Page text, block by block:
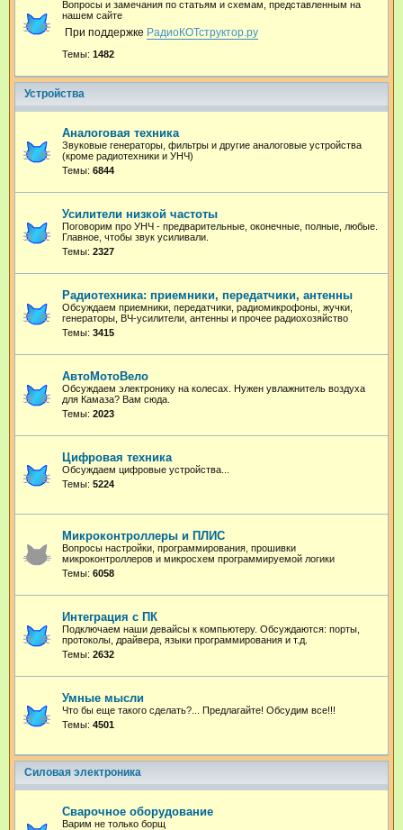
Вопросы и замечания по статьям и схемам, представленным на
нашем сайте
При поддержке РадиоКОТструктор.ру
Темы: 1482
Устройства
Аналоговая техника
Звуковые генераторы, фильтры и другие аналоговые устройства
(кроме радиотехники и УНЧ)
Темы: 6844
Усилители низкой частоты
Поговорим про УНЧ - предварительные, оконечные, полные, любые.
Главное, чтобы звук усиливали.
Темы: 2327
Радиотехника: приемники, передатчики, антенны
Обсуждаем приемники, передатчики, радиомикрофоны, жучки,
генераторы, ВЧ-усилители, антенны и прочее радиохозяйство
Темы: 3415
АвтоМотоВело
Обсуждаем электронику на колесах. Нужен увлажнитель воздуха
для Камаза? Вам сюда.
Темы: 2023
Цифровая техника
Обсуждаем цифровые устройства...
Темы: 5224
Микроконтроллеры и ПЛИС
Вопросы настройки, программирования, прошивки
микроконтроллеров и микросхем программируемой логики
Темы: 6058
Интеграция с ПК
Подключаем наши девайсы к компьютеру. Обсуждаются: порты,
протоколы, драйвера, языки программирования и т.д.
Темы: 2632
Умные мысли
Что бы еще такого сделать?... Предлагайте! Обсудим все!!!
Темы: 4501
Силовая электроника
Сварочное оборудование
Варим не только борщ